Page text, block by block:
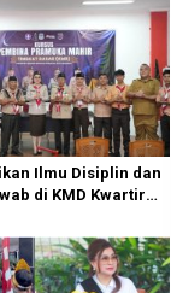
Ilmu Disiplin dan
di KMD Kwartir